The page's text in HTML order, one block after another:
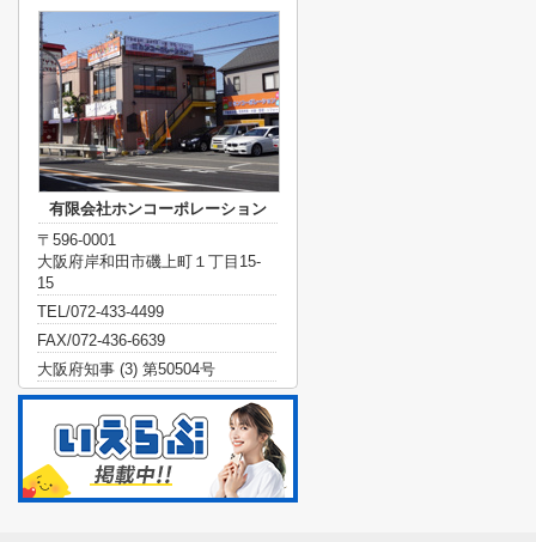
有限会社ホンコーポレーション
〒596-0001
大阪府岸和田市磯上町１丁目15-
15
TEL/072-433-4499
FAX/072-436-6639
大阪府知事 (3) 第50504号